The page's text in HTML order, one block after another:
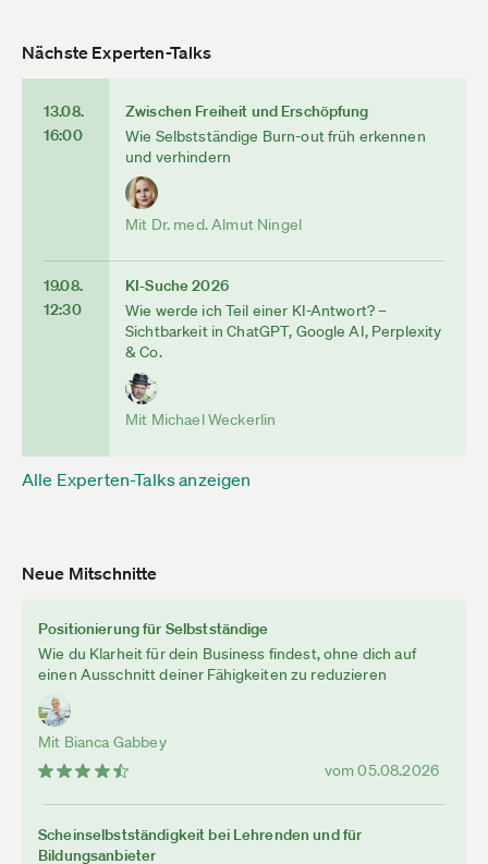
Nächste Experten-Talks
13.08.
16:00
Zwischen Freiheit und Erschöpfung
Wie Selbstständige Burn-out früh erkennen
und verhindern
Mit Dr. med. Almut Ningel
19.08.
12:30
KI-Suche 2026
Wie werde ich Teil einer KI-Antwort? –
Sichtbarkeit in ChatGPT, Google AI, Perplexity
& Co.
Mit Michael Weckerlin
Alle Experten-Talks anzeigen
Neue Mitschnitte
Positionierung für Selbstständige
Wie du Klarheit für dein Business findest, ohne dich auf
einen Ausschnitt deiner Fähigkeiten zu reduzieren
Mit Bianca Gabbey
vom 05.08.2026
Scheinselbstständigkeit bei Lehrenden und für
Bildungsanbieter